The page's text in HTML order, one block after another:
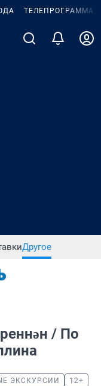
ТЕЛЕПРОГРАММА
Другое
/ По
ЭКСКУРСИИ 12+